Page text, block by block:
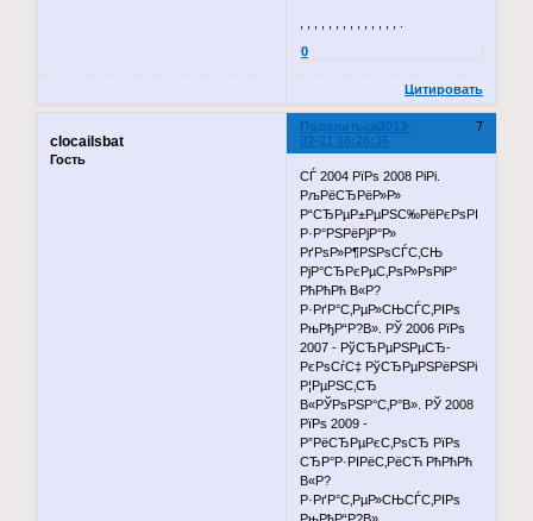
0
Цитировать
Поделиться 7
2013-
02-21 16:26:35
clocailsbat
Гость
СЃ 2004 РїРѕ 2008 РіРі.
РљРёСЂРёР»Р»
Р“СЂРµР±РµРЅС‰РёРєРѕРІ
Р·Р°РЅРёРјР°Р»
РґРѕР»Р¶РЅРѕСЃС‚СЊ
РјР°СЂРєРµС‚РѕР»РѕРіР°
РћРћРћ В«Р?
Р·РґР°С‚РµР»СЊСЃС‚РІРѕ
РњРђР“Р?В». РЎ 2006 РїРѕ
2007 - РўСЂРµРЅРµСЂ-
РєРѕСѓС‡ РўСЂРµРЅРёРЅРі
Р¦РµРЅС‚СЂ
В«РЎРѕРЅР°С‚Р°В». РЎ 2008
РїРѕ 2009 -
Р”РёСЂРµРєС‚РѕСЂ РїРѕ
СЂР°Р·РІРёС‚РёСЋ РћРћРћ
В«Р?
Р·РґР°С‚РµР»СЊСЃС‚РІРѕ